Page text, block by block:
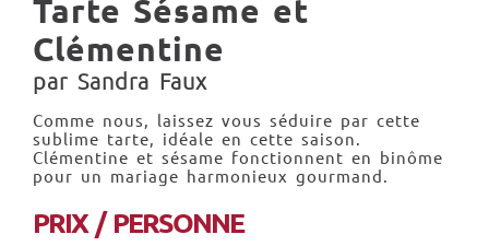
Tarte Sésame et
Clémentine
par Sandra Faux
Comme nous, laissez vous séduire par cette
sublime tarte, idéale en cette saison.
Clémentine et sésame fonctionnent en binôme
pour un mariage harmonieux gourmand.
PRIX / PERSONNE